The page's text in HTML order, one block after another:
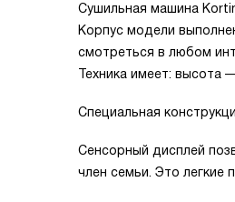
Сушильная машина
Корпус модели
смотреться в любом
Техника имеет: высота
Специальная
Сенсорный дисплей
член семьи. Это легкие